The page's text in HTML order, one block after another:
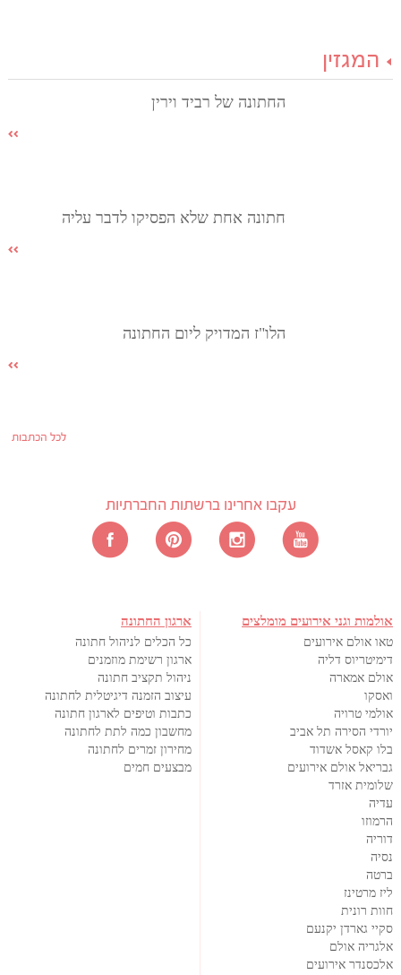
המגזין
החתונה של רביד וירין
חתונה אחת שלא הפסיקו לדבר עליה
הלו"ז המדויק ליום החתונה
לכל הכתבות
עקבו אחרינו ברשתות החברתיות
אולמות וגני אירועים מומלצים
טאו אולם אירועים
דימיטריוס דליה
אולם אמארה
ואסקו
אולמי טרויה
יורדי הסירה תל אביב
בלו קאסל אשדוד
גבריאל אולם אירועים
שלומית אזרד
עדיה
הרמוזו
דוריה
נסיה
ברטה
ליז מרטינז
חוות רונית
סקיי גארדן יקנעם
אלגריה אולם
אלכסנדר אירועים
ארגון החתונה
כל הכלים לניהול חתונה
ארגון רשימת מוזמנים
ניהול תקציב חתונה
עיצוב הזמנה דיגיטלית לחתונה
כתבות וטיפים לארגון חתונה
מחשבון כמה לתת לחתונה
מחירון זמרים לחתונה
מבצעים חמים